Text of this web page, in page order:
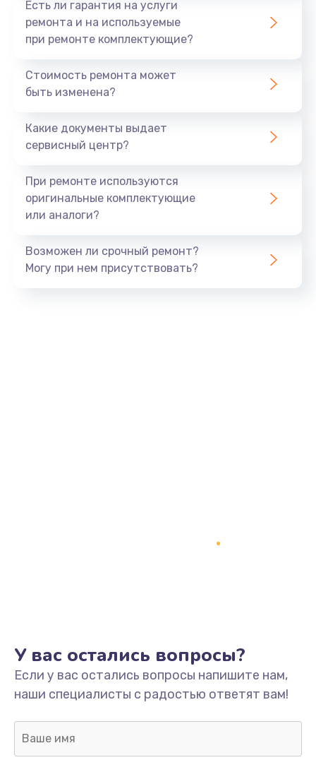
Заказать
980 руб.
Ремонт микровыключателей
Заказать
Есть ли гарантия на услуги
ремонта и на используемые
при ремонте комплектующие?
Стоимость ремонта может
быть изменена?
Какие документы выдает
сервисный центр?
При ремонте используются
оригинальные комплектующие
или аналоги?
Возможен ли срочный ремонт?
Могу при нем присутствовать?
У вас остались вопросы?
Если у вас остались вопросы напишите нам,
наши специалисты с радостью ответят вам!